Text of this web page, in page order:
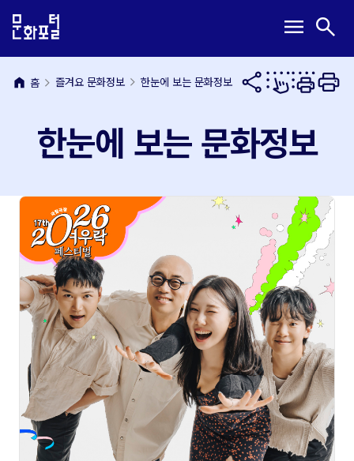
문
내
용
메
뉴
바
메
열
기
menu 검
열
기
search
home 홈 즐겨요 문화정보 한눈에 보는 문화정보
한눈에 보는 문화정보